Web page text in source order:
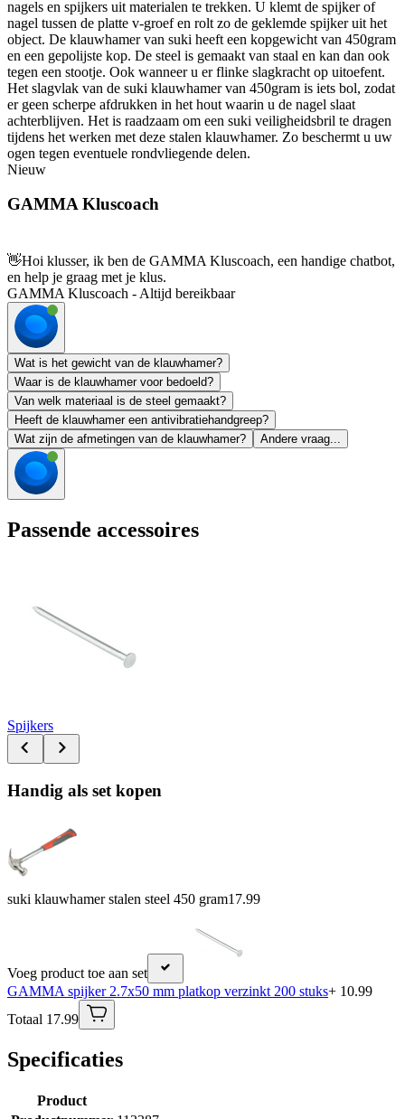
nagels en spijkers uit materialen te trekken. U klemt de spijker of
nagel tussen de platte v-groef en rolt zo de geklemde spijker uit het
object. De klauwhamer van suki heeft een kopgewicht van 450gram
en een gepolijste kop. De steel is gemaakt van staal en kan dan ook
tegen een stootje. Ook wanneer u er flinke slagkracht op uitoefent.
Het slagvlak van de suki klauwhamer van 450gram is iets bol, zodat
er geen scherpe afdrukken in het hout waarin u de nagel slaat
achterblijven. Het is raadzaam om een suki veiligheidsbril te dragen
tijdens het werken met deze stalen klauwhamer. Zo beschermt u uw
ogen tegen eventuele rondvliegende delen.
Nieuw
GAMMA Kluscoach
👋Hoi klusser, ik ben de GAMMA Kluscoach, een handige chatbot,
en help je graag met je klus.
GAMMA Kluscoach - Altijd bereikbaar
Wat is het gewicht van de klauwhamer?
Waar is de klauwhamer voor bedoeld?
Van welk materiaal is de steel gemaakt?
Heeft de klauwhamer een antivibratiehandgreep?
Wat zijn de afmetingen van de klauwhamer?
Andere vraag...
Passende accessoires
Spijkers
Handig als set kopen
suki klauwhamer stalen steel 450 gram17.99
Voeg product toe aan set
GAMMA spijker 2.7x50 mm platkop verzinkt 200 stuks+ 10.99
Totaal 17.99
Specificaties
Product